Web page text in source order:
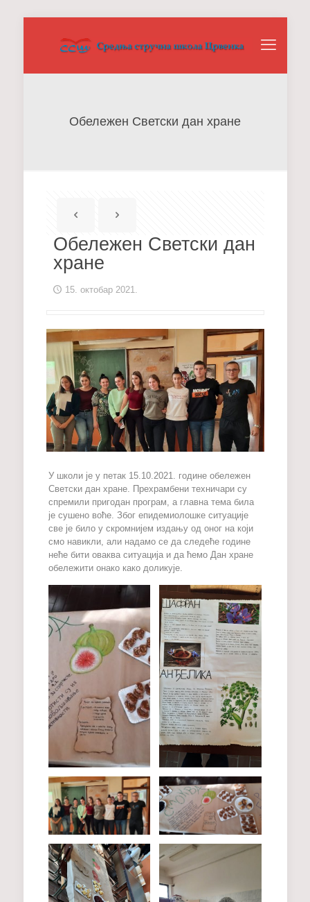
Обележен Светски дан хране
Обележен Светски дан
хране
15. октобар 2021.
У школи је у петак 15.10.2021. године обележен
Светски дан хране. Прехрамбени техничари су
спремили пригодан програм, а главна тема била
је сушено воће. Због епидемиолошке ситуације
све је било у скромнијем издању од оног на који
смо навикли, али надамо се да следеће године
неће бити оваква ситуација и да ћемо Дан хране
обележити онако како доликује.